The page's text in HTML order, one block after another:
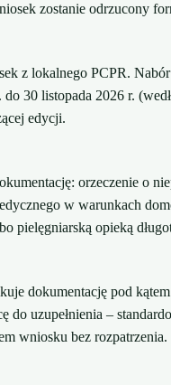
zostanie odrzucony
z lokalnego PCPR.
do 30 listopada 2026 r.
edycji.
orzeczenie o
w warunkach
pielęgniarską opieką
dokumentację pod
do uzupełnienia –
wniosku bez rozpatrzenia.